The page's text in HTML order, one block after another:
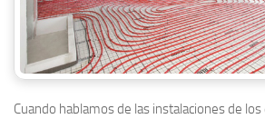
Cuando hablamos de las instalaciones de los